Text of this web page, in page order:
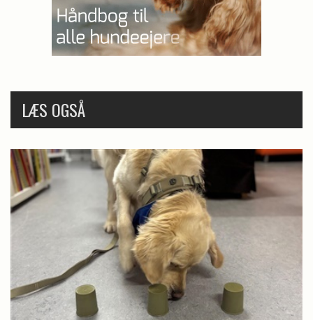
LÆS OGSÅ